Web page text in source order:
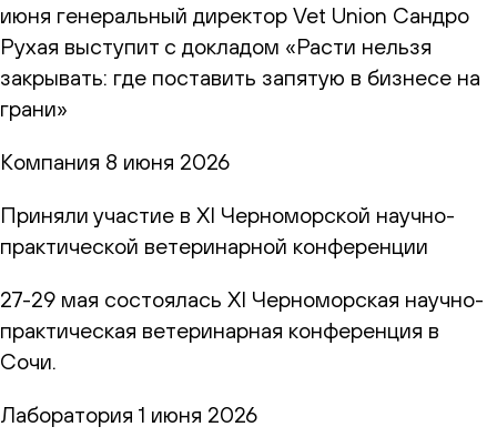
июня генеральный директор Vet Union Сандро
Рухая выступит с докладом «Расти нельзя
закрывать: где поставить запятую в бизнесе на
грани»
Компания 8 июня 2026
Приняли участие в XI Черноморской научно-
практической ветеринарной конференции
27-29 мая состоялась XI Черноморская научно-
практическая ветеринарная конференция в
Сочи.
Лаборатория 1 июня 2026